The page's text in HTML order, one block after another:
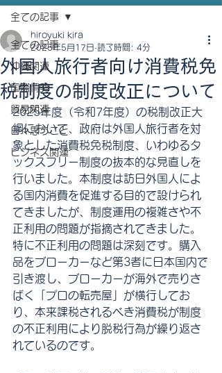
全ての記事
沖縄関連
国際情勢
貿易関連
日々思うこと
ビジネス関連
全ての記事
外国人旅行者向け消費税免
税制度の制度改正について
hiroyuki kira
2025年5月17日 読了時間: 4分
2025年度（令和7年度）の税制改正大
綱において、政府は外国人旅行者を対
象とした消費税免税制度、いわゆるタ
ックスフリー制度の抜本的な見直しを
行いました。本制度は訪日外国人によ
る国内消費を促進する目的で設けられ
てきましたが、制度運用の複雑さや不
正利用の問題が指摘されてきました。
特に不正利用の問題は深刻です。購入
品をブローカーなど第3者に日本国内で
引き渡し、ブローカーが海外で売りさ
ばく「プロの転売屋」が横行してお
り、本来課税されるべき消費税が制度
の不正利用により脱税行為が繰り返さ
れているのです。